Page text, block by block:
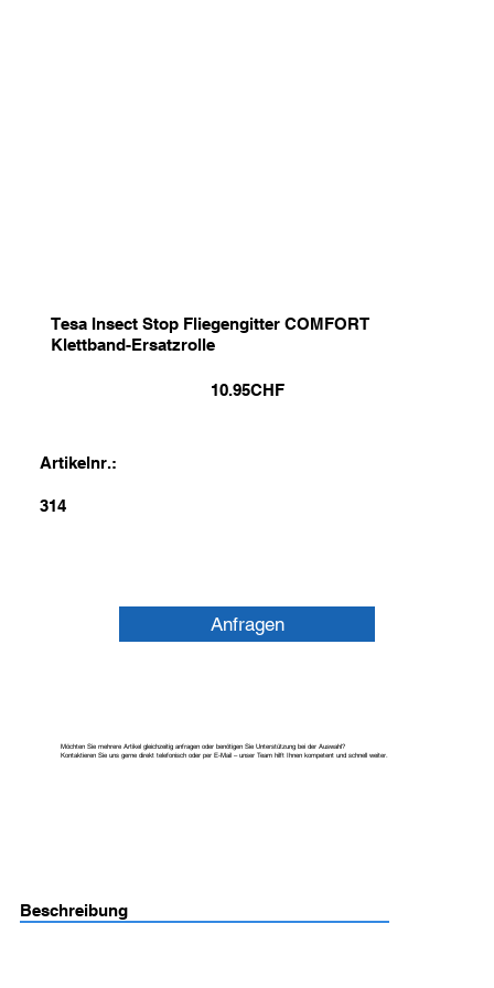
Tesa Insect Stop Fliegengitter COMFORT
Klettband-Ersatzrolle
10.95CHF
Artikelnr.:
314
Anfragen
Möchten Sie mehrere Artikel gleichzeitig anfragen oder benötigen Sie Unterstützung bei der Auswahl?
Kontaktieren Sie uns gerne direkt telefonisch oder per E-Mail – unser Team hilft Ihnen kompetent und schnell weiter.
Beschreibung